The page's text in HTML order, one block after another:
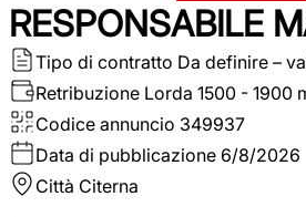
RESPONSABILE
Tipo di contratto Da definire –
Retribuzione Lorda 1500 - 1900
Codice annuncio 349937
Data di pubblicazione 6/8/2026
Città Citerna